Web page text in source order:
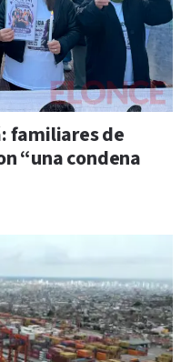
familiares de
“una condena